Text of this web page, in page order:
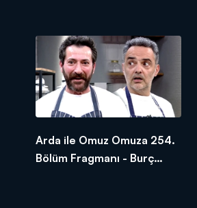
Arda ile Omuz Omuza 254.
Bölüm Fragmanı - Burç